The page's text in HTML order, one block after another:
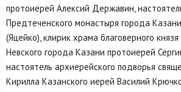
протоиерей Алексий Державин,
Предтеченского монастыря города
(Яцейко), клирик храма благоверного
Невского города Казани протоиерей
настоятель архиерейского подворья
Кирилла Казанского иерей Василий